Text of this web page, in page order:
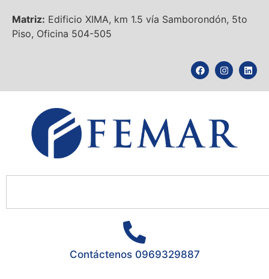
Matriz: Edificio XIMA, km 1.5 vía Samborondón, 5to
Piso, Oficina 504-505
Contáctenos 0969329887